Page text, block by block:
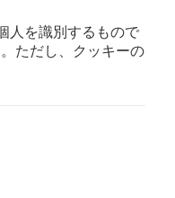
人を識別するもので
ただし、クッキーの